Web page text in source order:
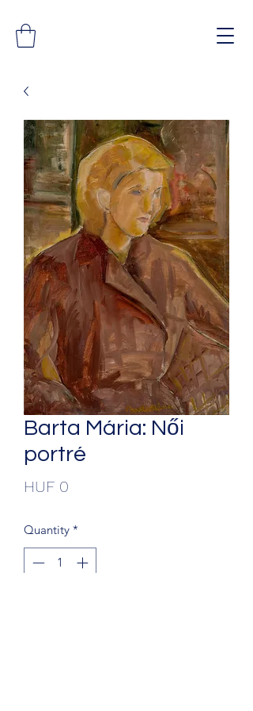
Barta Mária: Női
portré
HUF 0
Quantity *